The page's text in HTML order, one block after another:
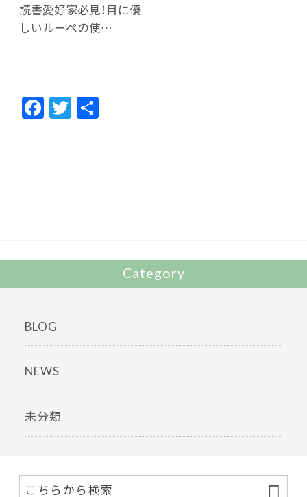
読書愛好家必見！目に優
しいルーペの使…
F
ac
T
w
Category
BLOG
NEWS
未分類